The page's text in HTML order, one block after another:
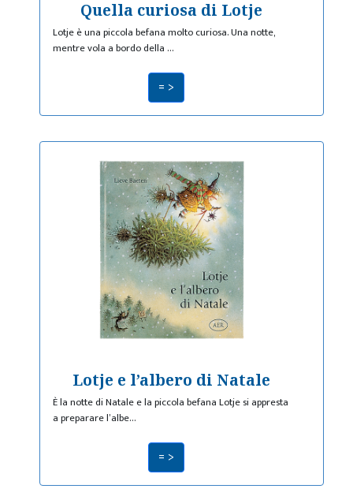
Quella curiosa di Lotje
Lotje è una piccola befana molto curiosa. Una notte,
mentre vola a bordo della …
= >
Lotje e l’albero di Natale
È la notte di Natale e la piccola befana Lotje si appresta
a preparare l’albe…
= >